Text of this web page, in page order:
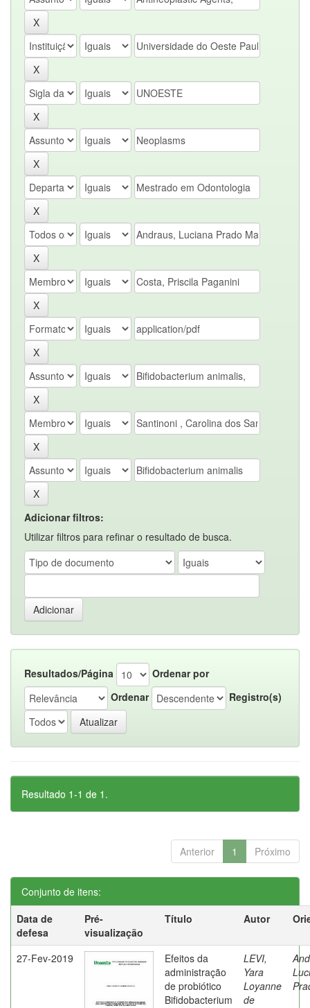
Adicionar filtros:
Utilizar filtros para refinar o resultado de busca.
Resultados/Página
Ordenar por
Ordenar
Registro(s)
Resultado 1-1 de 1.
Anterior 1 Próximo
Conjunto de itens:
Data de
defesa
Pré-
visualização
Título Autor
27-Fev-2019
Efeitos da
administração
de probiótico
Bifidobacterium
LEVI,
Yara
Loyanne
de